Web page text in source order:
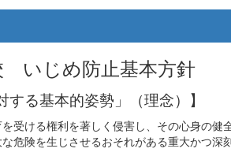
いじめ防止基本方針
る基本的姿勢」（理念）】
受ける権利を著しく侵害し、その心身の健
危険を生じさせるおそれがある重大かつ深